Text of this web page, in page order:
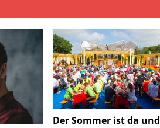
Der Sommer ist da und